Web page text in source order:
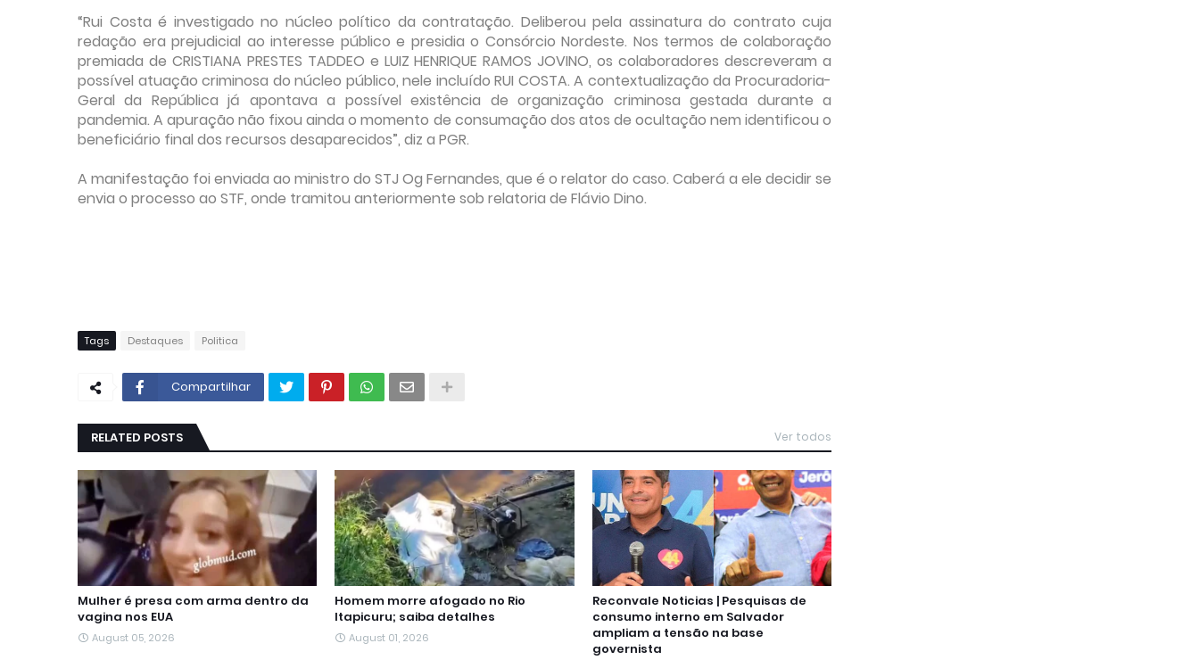
“Rui Costa é investigado no núcleo político da contratação. Deliberou pela assinatura do contrato cuja
redação era prejudicial ao interesse público e presidia o Consórcio Nordeste. Nos termos de colaboração
premiada de CRISTIANA PRESTES TADDEO e LUIZ HENRIQUE RAMOS JOVINO, os colaboradores descreveram a
possível atuação criminosa do núcleo público, nele incluído RUI COSTA. A contextualização da Procuradoria-
Geral da República já apontava a possível existência de organização criminosa gestada durante a
pandemia. A apuração não fixou ainda o momento de consumação dos atos de ocultação nem identificou o
beneficiário final dos recursos desaparecidos”, diz a PGR.
A manifestação foi enviada ao ministro do STJ Og Fernandes, que é o relator do caso. Caberá a ele decidir se
envia o processo ao STF, onde tramitou anteriormente sob relatoria de Flávio Dino.
Tags Destaques Politica
Compartilhar
RELATED POSTS Ver todos
Mulher é presa com arma dentro da
vagina nos EUA
August 05, 2026
Homem morre afogado no Rio
Itapicuru; saiba detalhes
August 01, 2026
Reconvale Noticias | Pesquisas de
consumo interno em Salvador
ampliam a tensão na base
governista